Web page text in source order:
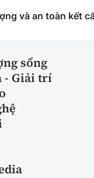
và an toàn kết
sống
- Giải trí